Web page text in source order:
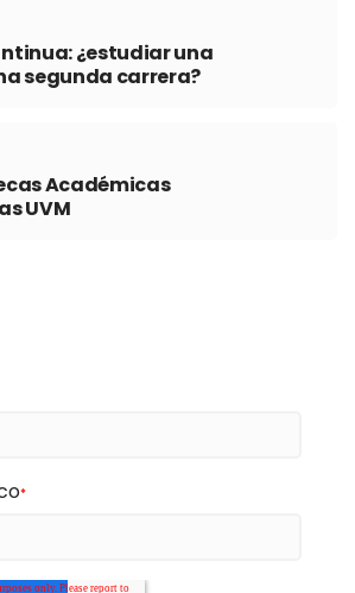
¿estudiar una
segunda carrera?
Académicas
UVM
*